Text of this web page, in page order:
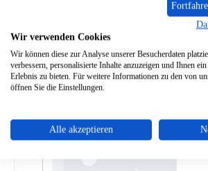
Regulärer Preis:
1.526,90 €
Lieferzeit ca. 2-3 Wochen
Details
Wir verwenden Cookies
Wir können diese zur Analyse unserer Besucherdaten
verbessern, personalisierte Inhalte anzuzeigen und Ihnen
Erlebnis zu bieten. Für weitere Informationen zu den von
öffnen Sie die Einstellungen.
Alle akzeptieren